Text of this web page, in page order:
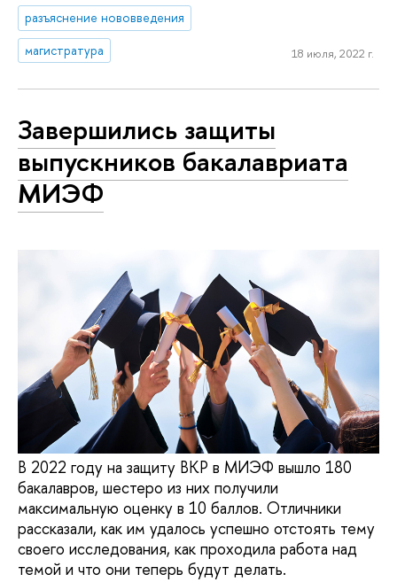
разъяснение нововведения
магистратура
18 июля, 2022 г.
Завершились защиты
выпускников бакалавриата
МИЭФ
В 2022 году на защиту ВКР в МИЭФ вышло 180
бакалавров, шестеро из них получили
максимальную оценку в 10 баллов. Отличники
рассказали, как им удалось успешно отстоять тему
своего исследования, как проходила работа над
темой и что они теперь будут делать.